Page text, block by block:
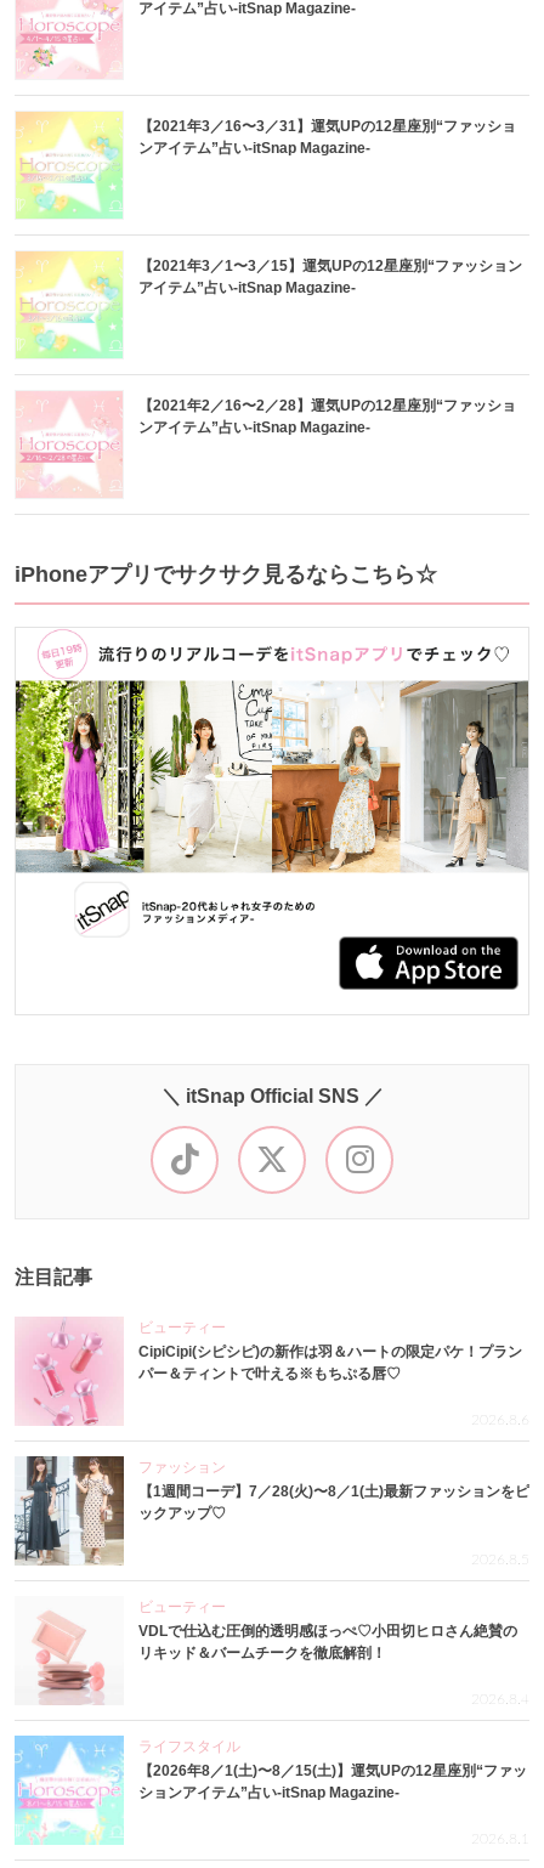
アイテム”占い-itSnap Magazine-
【2021年3／16〜3／31】運気UPの12星座別“ファッショ
ンアイテム”占い-itSnap Magazine-
【2021年3／1〜3／15】運気UPの12星座別“ファッション
アイテム”占い-itSnap Magazine-
【2021年2／16〜2／28】運気UPの12星座別“ファッショ
ンアイテム”占い-itSnap Magazine-
iPhoneアプリでサクサク見るならこちら☆
＼ itSnap Official SNS ／
注目記事
ビューティー
CipiCipi(シピシピ)の新作は羽＆ハートの限定パケ！プラン
パー＆ティントで叶える※もちぷる唇♡
2026.8.6
ファッション
【1週間コーデ】7／28(火)〜8／1(土)最新ファッションをピ
ックアップ♡
2026.8.5
ビューティー
VDLで仕込む圧倒的透明感ほっぺ♡小田切ヒロさん絶賛の
リキッド＆バームチークを徹底解剖！
2026.8.4
ライフスタイル
【2026年8／1(土)〜8／15(土)】運気UPの12星座別“ファッ
ションアイテム”占い-itSnap Magazine-
2026.8.1